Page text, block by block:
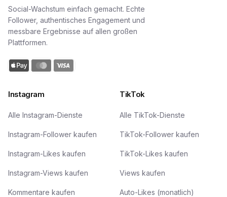
Social-Wachstum einfach gemacht. Echte
Follower, authentisches Engagement und
messbare Ergebnisse auf allen großen
Plattformen.
Instagram
Alle Instagram-Dienste
Instagram-Follower kaufen
Instagram-Likes kaufen
Instagram-Views kaufen
Kommentare kaufen
TikTok
Alle TikTok-Dienste
TikTok-Follower kaufen
TikTok-Likes kaufen
Views kaufen
Auto-Likes (monatlich)